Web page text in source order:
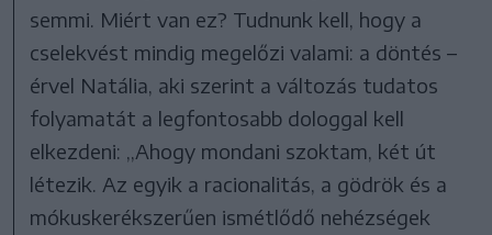
semmi. Miért van ez? Tudnunk kell, hogy a
cselekvést mindig megelőzi valami: a döntés –
érvel Natália, aki szerint a változás tudatos
folyamatát a legfontosabb dologgal kell
elkezdeni: ,,Ahogy mondani szoktam, két út
létezik. Az egyik a racionalitás, a gödrök és a
mókuskerékszerűen ismétlődő nehézségek